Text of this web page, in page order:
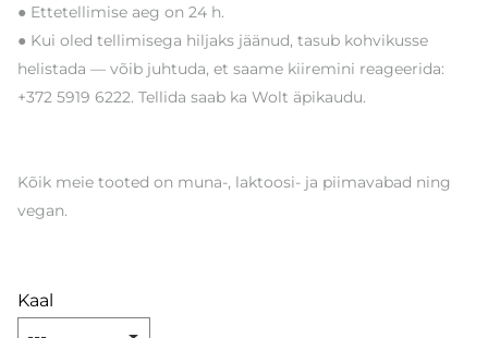
● Ettetellimise aeg on 24 h.
● Kui oled tellimisega hiljaks jäänud, tasub kohvikusse
helistada — võib juhtuda, et saame kiiremini reageerida:
+372 5919 6222. Tellida saab ka Wolt äpikaudu.
Kõik meie tooted on muna-, laktoosi- ja piimavabad ning
vegan.
Kaal